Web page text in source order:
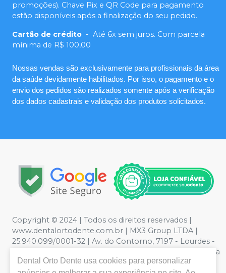
promoções). Chave Pix e QR Code para pagamento
estão disponíveis após a finalização do seu pedido.
Cartão de crédito - Até 6x sem juros. Com parcela
mínima de R$ 100,00
Nossas vendas são exclusivamente para profissionais da área
da saúde devidamente habilitados. Por isso, o pagamento e o
envio dos pedidos são realizados somente após a verificação
dos dados cadastrais e validação dos produtos solicitados.
Copyright © 2024 | Todos os direitos reservados |
www.dentalortodente.com.br | MX3 Group LTDA |
25.940.099/0001-32 | Av. do Contorno, 7197 - Lourdes -
Belo Horizonte, MG | Política de Privacidade e Segurança
- Fotos meramente ilustrativas - Os preços e condições
Dental Orto Dente usa cookies para personalizar